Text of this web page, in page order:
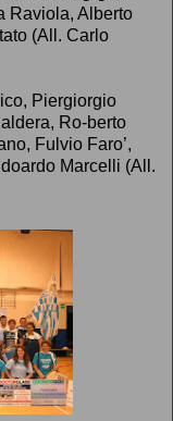
Raviola, Alberto
(All. Carlo
Piergiorgio
Ro-berto
Fulvio Faro’,
Marcelli (All.